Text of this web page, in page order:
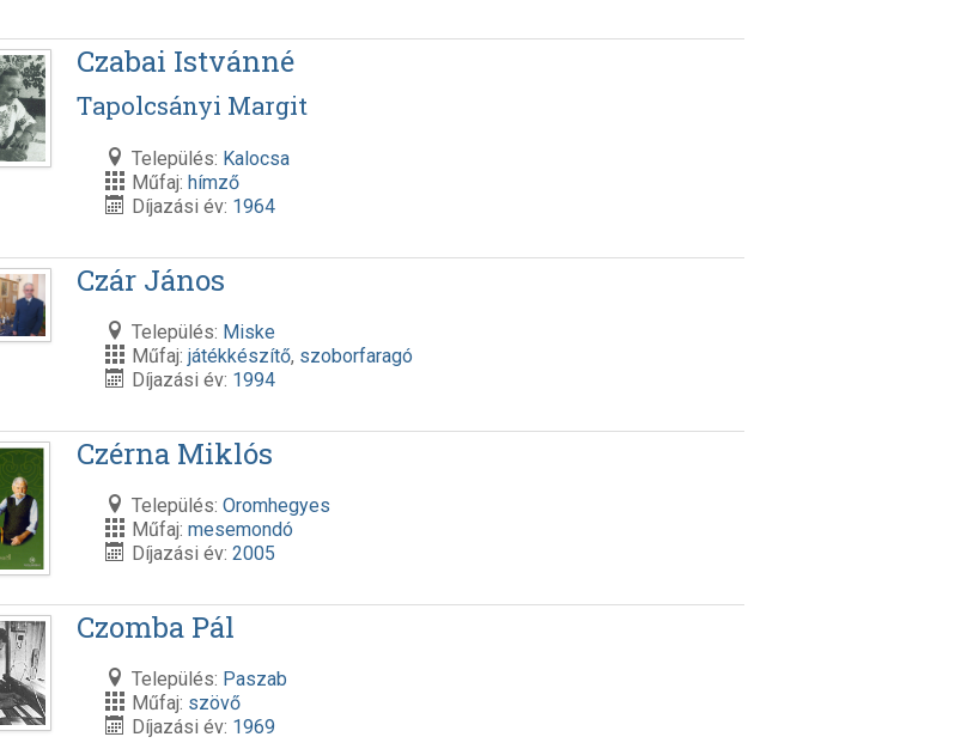
Czabai Istvánné
Tapolcsányi Margit
Település: Kalocsa
Műfaj:hímző
Díjazási év: 1964
Czár János
Település: Miske
Műfaj:játékkészítő, szoborfaragó
Díjazási év: 1994
Czérna Miklós
Település:Oromhegyes
Műfaj:mesemondó
Díjazási év:2005
Czomba Pál
Település: Paszab
Műfaj: szövő
Díjazási év: 1969